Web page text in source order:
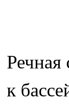
Речная
к